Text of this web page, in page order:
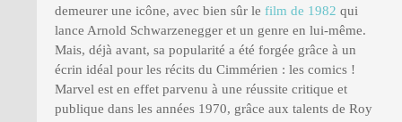
demeurer une icône, avec bien sûr le film de 1982 qui
lance Arnold Schwarzenegger et un genre en lui-même.
Mais, déjà avant, sa popularité a été forgée grâce à un
écrin idéal pour les récits du Cimmérien : les comics !
Marvel est en effet parvenu à une réussite critique et
publique dans les années 1970, grâce aux talents de Roy